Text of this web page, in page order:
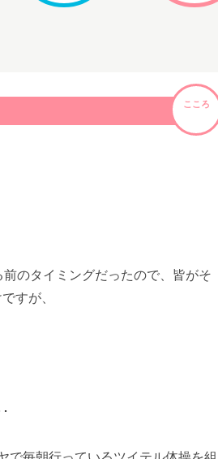
こころ
のタイミングだったので、皆がそ
すが、